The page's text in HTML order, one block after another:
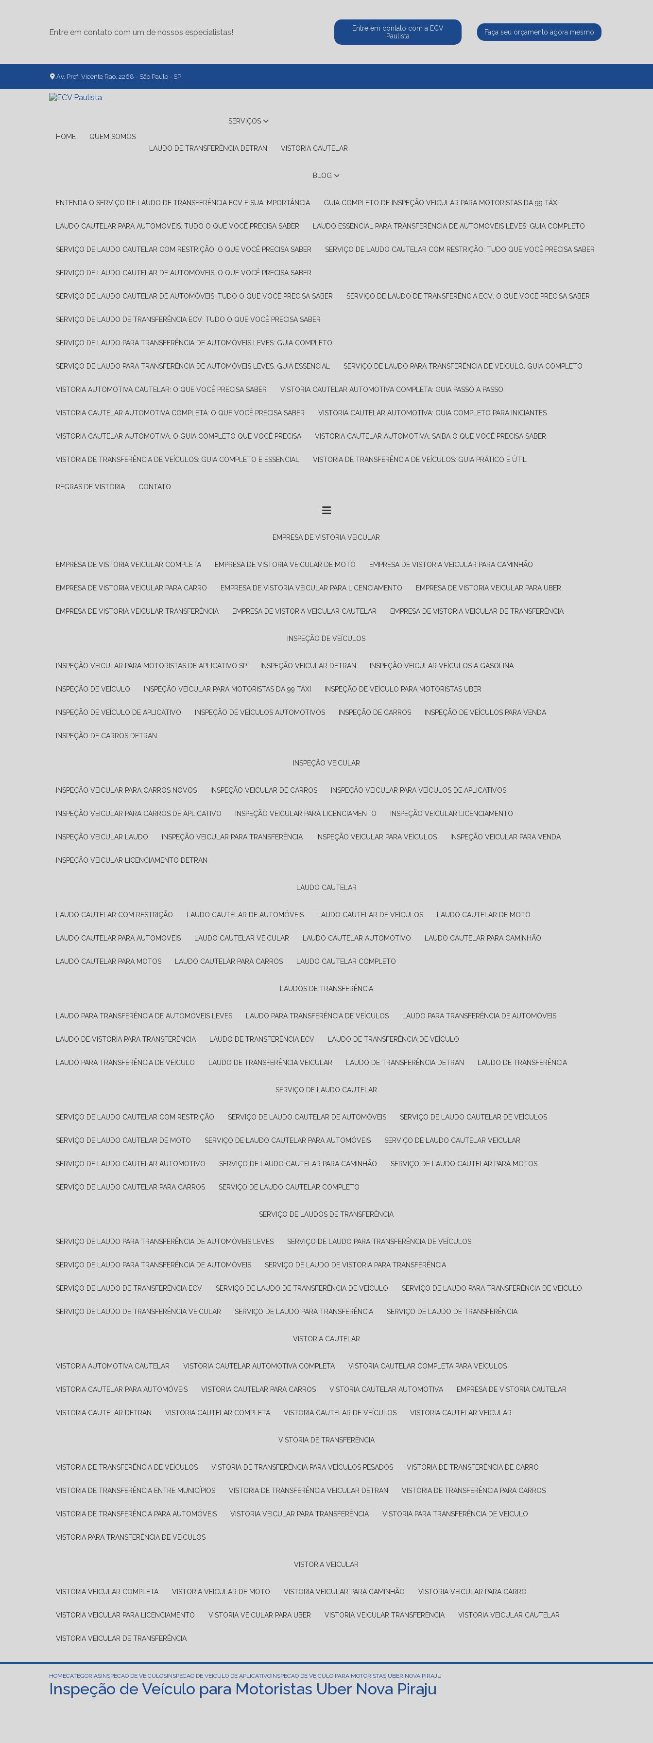
Entre em contato com um de nossos especialistas!
Entre em contato com a ECV
Paulista
Faça seu orçamento agora mesmo
Av. Prof. Vicente Rao, 2268 - São Paulo - SP
HOME QUEM SOMOS
SERVIÇOS
LAUDO DE TRANSFERÊNCIA DETRAN VISTORIA CAUTELAR
BLOG
ENTENDA O SERVIÇO DE LAUDO DE TRANSFERÊNCIA ECV E SUA IMPORTÂNCIA GUIA COMPLETO DE INSPEÇÃO VEICULAR PARA MOTORISTAS DA 99 TÁXI
LAUDO CAUTELAR PARA AUTOMÓVEIS: TUDO O QUE VOCÊ PRECISA SABER LAUDO ESSENCIAL PARA TRANSFERÊNCIA DE AUTOMÓVEIS LEVES: GUIA COMPLETO
SERVIÇO DE LAUDO CAUTELAR COM RESTRIÇÃO: O QUE VOCÊ PRECISA SABER SERVIÇO DE LAUDO CAUTELAR COM RESTRIÇÃO: TUDO QUE VOCÊ PRECISA SABER
SERVIÇO DE LAUDO CAUTELAR DE AUTOMÓVEIS: O QUE VOCÊ PRECISA SABER
SERVIÇO DE LAUDO CAUTELAR DE AUTOMÓVEIS: TUDO O QUE VOCÊ PRECISA SABER SERVIÇO DE LAUDO DE TRANSFERÊNCIA ECV: O QUE VOCÊ PRECISA SABER
SERVIÇO DE LAUDO DE TRANSFERÊNCIA ECV: TUDO O QUE VOCÊ PRECISA SABER
SERVIÇO DE LAUDO PARA TRANSFERÊNCIA DE AUTOMÓVEIS LEVES: GUIA COMPLETO
SERVIÇO DE LAUDO PARA TRANSFERÊNCIA DE AUTOMÓVEIS LEVES: GUIA ESSENCIAL SERVIÇO DE LAUDO PARA TRANSFERÊNCIA DE VEÍCULO: GUIA COMPLETO
VISTORIA AUTOMOTIVA CAUTELAR: O QUE VOCÊ PRECISA SABER VISTORIA CAUTELAR AUTOMOTIVA COMPLETA: GUIA PASSO A PASSO
VISTORIA CAUTELAR AUTOMOTIVA COMPLETA: O QUE VOCÊ PRECISA SABER VISTORIA CAUTELAR AUTOMOTIVA: GUIA COMPLETO PARA INICIANTES
VISTORIA CAUTELAR AUTOMOTIVA: O GUIA COMPLETO QUE VOCÊ PRECISA VISTORIA CAUTELAR AUTOMOTIVA: SAIBA O QUE VOCÊ PRECISA SABER
VISTORIA DE TRANSFERÊNCIA DE VEÍCULOS: GUIA COMPLETO E ESSENCIAL VISTORIA DE TRANSFERÊNCIA DE VEÍCULOS: GUIA PRÁTICO E ÚTIL
REGRAS DE VISTORIA CONTATO
EMPRESA DE VISTORIA VEICULAR
EMPRESA DE VISTORIA VEICULAR COMPLETA EMPRESA DE VISTORIA VEICULAR DE MOTO EMPRESA DE VISTORIA VEICULAR PARA CAMINHÃO
EMPRESA DE VISTORIA VEICULAR PARA CARRO EMPRESA DE VISTORIA VEICULAR PARA LICENCIAMENTO EMPRESA DE VISTORIA VEICULAR PARA UBER
EMPRESA DE VISTORIA VEICULAR TRANSFERÊNCIA EMPRESA DE VISTORIA VEICULAR CAUTELAR EMPRESA DE VISTORIA VEICULAR DE TRANSFERÊNCIA
INSPEÇÃO DE VEÍCULOS
INSPEÇÃO VEICULAR PARA MOTORISTAS DE APLICATIVO SP INSPEÇÃO VEICULAR DETRAN INSPEÇÃO VEICULAR VEÍCULOS A GASOLINA
INSPEÇÃO DE VEÍCULO INSPEÇÃO VEICULAR PARA MOTORISTAS DA 99 TÁXI INSPEÇÃO DE VEÍCULO PARA MOTORISTAS UBER
INSPEÇÃO DE VEÍCULO DE APLICATIVO INSPEÇÃO DE VEÍCULOS AUTOMOTIVOS INSPEÇÃO DE CARROS INSPEÇÃO DE VEÍCULOS PARA VENDA
INSPEÇÃO DE CARROS DETRAN
INSPEÇÃO VEICULAR
INSPEÇÃO VEICULAR PARA CARROS NOVOS INSPEÇÃO VEICULAR DE CARROS INSPEÇÃO VEICULAR PARA VEÍCULOS DE APLICATIVOS
INSPEÇÃO VEICULAR PARA CARROS DE APLICATIVO INSPEÇÃO VEICULAR PARA LICENCIAMENTO INSPEÇÃO VEICULAR LICENCIAMENTO
INSPEÇÃO VEICULAR LAUDO INSPEÇÃO VEICULAR PARA TRANSFERÊNCIA INSPEÇÃO VEICULAR PARA VEÍCULOS INSPEÇÃO VEICULAR PARA VENDA
INSPEÇÃO VEICULAR LICENCIAMENTO DETRAN
LAUDO CAUTELAR
LAUDO CAUTELAR COM RESTRIÇÃO LAUDO CAUTELAR DE AUTOMÓVEIS LAUDO CAUTELAR DE VEÍCULOS LAUDO CAUTELAR DE MOTO
LAUDO CAUTELAR PARA AUTOMÓVEIS LAUDO CAUTELAR VEICULAR LAUDO CAUTELAR AUTOMOTIVO LAUDO CAUTELAR PARA CAMINHÃO
LAUDO CAUTELAR PARA MOTOS LAUDO CAUTELAR PARA CARROS LAUDO CAUTELAR COMPLETO
LAUDOS DE TRANSFERÊNCIA
LAUDO PARA TRANSFERÊNCIA DE AUTOMÓVEIS LEVES LAUDO PARA TRANSFERÊNCIA DE VEÍCULOS LAUDO PARA TRANSFERÊNCIA DE AUTOMÓVEIS
LAUDO DE VISTORIA PARA TRANSFERÊNCIA LAUDO DE TRANSFERÊNCIA ECV LAUDO DE TRANSFERÊNCIA DE VEÍCULO
LAUDO PARA TRANSFERÊNCIA DE VEICULO LAUDO DE TRANSFERÊNCIA VEICULAR LAUDO DE TRANSFERÊNCIA DETRAN LAUDO DE TRANSFERÊNCIA
SERVIÇO DE LAUDO CAUTELAR
SERVIÇO DE LAUDO CAUTELAR COM RESTRIÇÃO SERVIÇO DE LAUDO CAUTELAR DE AUTOMÓVEIS SERVIÇO DE LAUDO CAUTELAR DE VEÍCULOS
SERVIÇO DE LAUDO CAUTELAR DE MOTO SERVIÇO DE LAUDO CAUTELAR PARA AUTOMÓVEIS SERVIÇO DE LAUDO CAUTELAR VEICULAR
SERVIÇO DE LAUDO CAUTELAR AUTOMOTIVO SERVIÇO DE LAUDO CAUTELAR PARA CAMINHÃO SERVIÇO DE LAUDO CAUTELAR PARA MOTOS
SERVIÇO DE LAUDO CAUTELAR PARA CARROS SERVIÇO DE LAUDO CAUTELAR COMPLETO
SERVIÇO DE LAUDOS DE TRANSFERÊNCIA
SERVIÇO DE LAUDO PARA TRANSFERÊNCIA DE AUTOMÓVEIS LEVES SERVIÇO DE LAUDO PARA TRANSFERÊNCIA DE VEÍCULOS
SERVIÇO DE LAUDO PARA TRANSFERÊNCIA DE AUTOMÓVEIS SERVIÇO DE LAUDO DE VISTORIA PARA TRANSFERÊNCIA
SERVIÇO DE LAUDO DE TRANSFERÊNCIA ECV SERVIÇO DE LAUDO DE TRANSFERÊNCIA DE VEÍCULO SERVIÇO DE LAUDO PARA TRANSFERÊNCIA DE VEICULO
SERVIÇO DE LAUDO DE TRANSFERÊNCIA VEICULAR SERVIÇO DE LAUDO PARA TRANSFERÊNCIA SERVIÇO DE LAUDO DE TRANSFERÊNCIA
VISTORIA CAUTELAR
VISTORIA AUTOMOTIVA CAUTELAR VISTORIA CAUTELAR AUTOMOTIVA COMPLETA VISTORIA CAUTELAR COMPLETA PARA VEÍCULOS
VISTORIA CAUTELAR PARA AUTOMÓVEIS VISTORIA CAUTELAR PARA CARROS VISTORIA CAUTELAR AUTOMOTIVA EMPRESA DE VISTORIA CAUTELAR
VISTORIA CAUTELAR DETRAN VISTORIA CAUTELAR COMPLETA VISTORIA CAUTELAR DE VEÍCULOS VISTORIA CAUTELAR VEICULAR
VISTORIA DE TRANSFERÊNCIA
VISTORIA DE TRANSFERÊNCIA DE VEÍCULOS VISTORIA DE TRANSFERÊNCIA PARA VEÍCULOS PESADOS VISTORIA DE TRANSFERÊNCIA DE CARRO
VISTORIA DE TRANSFERÊNCIA ENTRE MUNICÍPIOS VISTORIA DE TRANSFERÊNCIA VEICULAR DETRAN VISTORIA DE TRANSFERÊNCIA PARA CARROS
VISTORIA DE TRANSFERÊNCIA PARA AUTOMÓVEIS VISTORIA VEICULAR PARA TRANSFERÊNCIA VISTORIA PARA TRANSFERÊNCIA DE VEICULO
VISTORIA PARA TRANSFERÊNCIA DE VEÍCULOS
VISTORIA VEICULAR
VISTORIA VEICULAR COMPLETA VISTORIA VEICULAR DE MOTO VISTORIA VEICULAR PARA CAMINHÃO VISTORIA VEICULAR PARA CARRO
VISTORIA VEICULAR PARA LICENCIAMENTO VISTORIA VEICULAR PARA UBER VISTORIA VEICULAR TRANSFERÊNCIA VISTORIA VEICULAR CAUTELAR
VISTORIA VEICULAR DE TRANSFERÊNCIA
HOMECATEGORIASINSPECAO DE VEICULOSINSPECAO DE VEICULO DE APLICATIVOINSPECAO DE VEICULO PARA MOTORISTAS UBER NOVA PIRAJU
Inspeção de Veículo para Motoristas Uber Nova Piraju